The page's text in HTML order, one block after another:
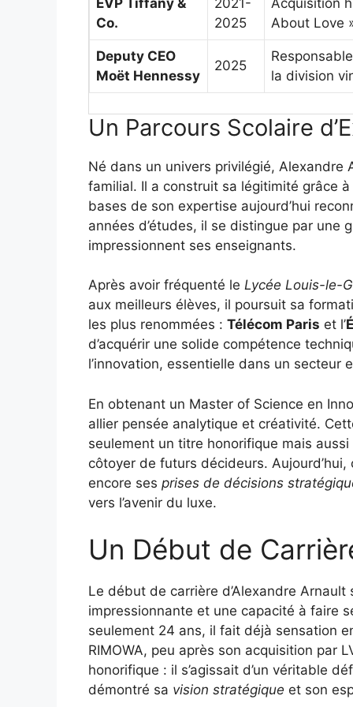
EVP Tiffany &
Co.
2021-
2025
Acquisition
About Love
Deputy CEO
Moët Hennessy
2025
la division
Un Parcours Scolaire
Né dans un univers privilégié, Alexandre
familial. Il a construit sa légitimité grâce
bases de son expertise aujourd’hui
années d’études, il se distingue par une
impressionnent ses enseignants.
Après avoir fréquenté le Lycée Louis-le-
aux meilleurs élèves, il poursuit sa
les plus renommées : Télécom Paris et l’
d’acquérir une solide compétence
l’innovation, essentielle dans un secteur
En obtenant un Master of Science en
allier pensée analytique et créativité.
seulement un titre honorifique mais
côtoyer de futurs décideurs. Aujourd’hui,
encore ses prises de décisions
vers l’avenir du luxe.
Un Début de
Le début de carrière d’Alexandre
impressionnante et une capacité à faire
seulement 24 ans, il fait déjà sensation
RIMOWA, peu après son acquisition par
honorifique : il s’agissait d’un véritable
démontré sa vision stratégique et son